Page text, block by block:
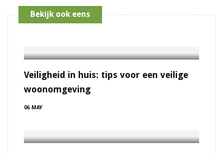
Bekijk ook eens
Veiligheid in huis: tips voor een veilige
woonomgeving
06 MAY